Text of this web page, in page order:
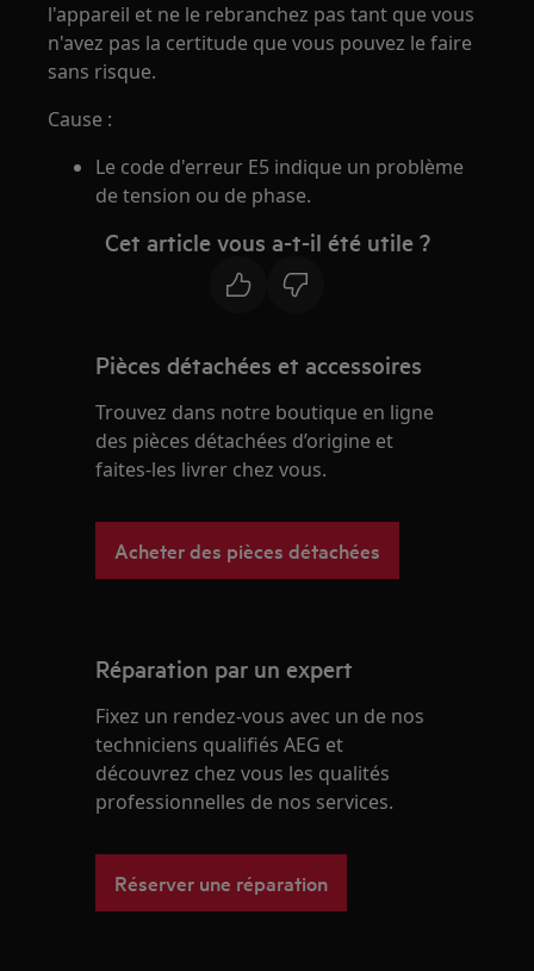
l'appareil et ne le rebranchez pas tant que vous
n'avez pas la certitude que vous pouvez le faire
sans risque.
Cause :
Le code d'erreur E5 indique un problème
de tension ou de phase.
Cet article vous a-t-il été utile ?
Pièces détachées et accessoires
Trouvez dans notre boutique en ligne
des pièces détachées d’origine et
faites-les livrer chez vous.
Acheter des pièces détachées
Réparation par un expert
Fixez un rendez-vous avec un de nos
techniciens qualifiés AEG et
découvrez chez vous les qualités
professionnelles de nos services.
Réserver une réparation